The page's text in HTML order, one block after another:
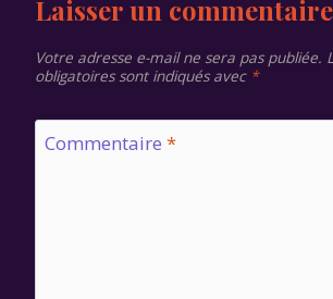
Laisser un commentaire
Votre adresse e-mail ne sera pas publiée.
obligatoires sont indiqués avec *
Commentaire *